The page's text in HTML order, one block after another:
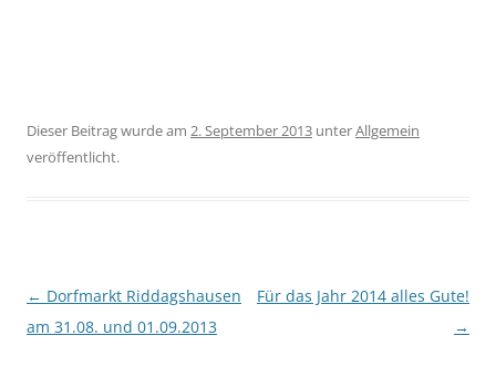
Dieser Beitrag wurde am 2. September 2013 unterAllgemein
veröffentlicht.
Beitragsnavigation
← Dorfmarkt Riddagshausen
am 31.08. und 01.09.2013
Für das Jahr 2014 alles Gute!
→